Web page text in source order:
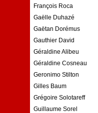
François Roca
Gaëlle Duhazé
Gaëtan Dorémus
Gauthier David
Géraldine Alibeu
Géraldine Cosneau
Geronimo Stilton
Gilles Baum
Grégoire Solotareff
Guillaume Sorel